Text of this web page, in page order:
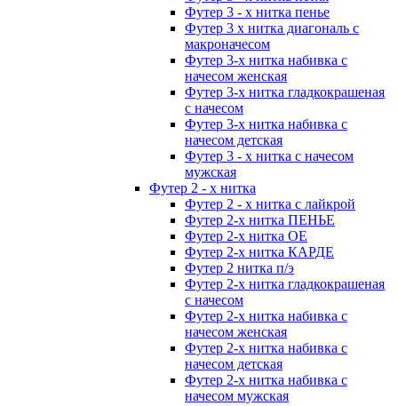
Футер 3 - х нитка пенье
Футер 3 х нитка диагональ с
макроначесом
Футер 3-х нитка набивка с
начесом женская
Футер 3-х нитка гладкокрашеная
с начесом
Футер 3-х нитка набивка с
начесом детская
Футер 3 - х нитка с начесом
мужская
Футер 2 - х нитка
Футер 2 - х нитка с лайкрой
Футер 2-х нитка ПЕНЬЕ
Футер 2-х нитка ОЕ
Футер 2-х нитка КАРДЕ
Футер 2 нитка п/э
Футер 2-х нитка гладкокрашеная
с начесом
Футер 2-х нитка набивка с
начесом женская
Футер 2-х нитка набивка с
начесом детская
Футер 2-х нитка набивка с
начесом мужская